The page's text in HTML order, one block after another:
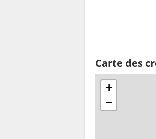
Carte des
+
−